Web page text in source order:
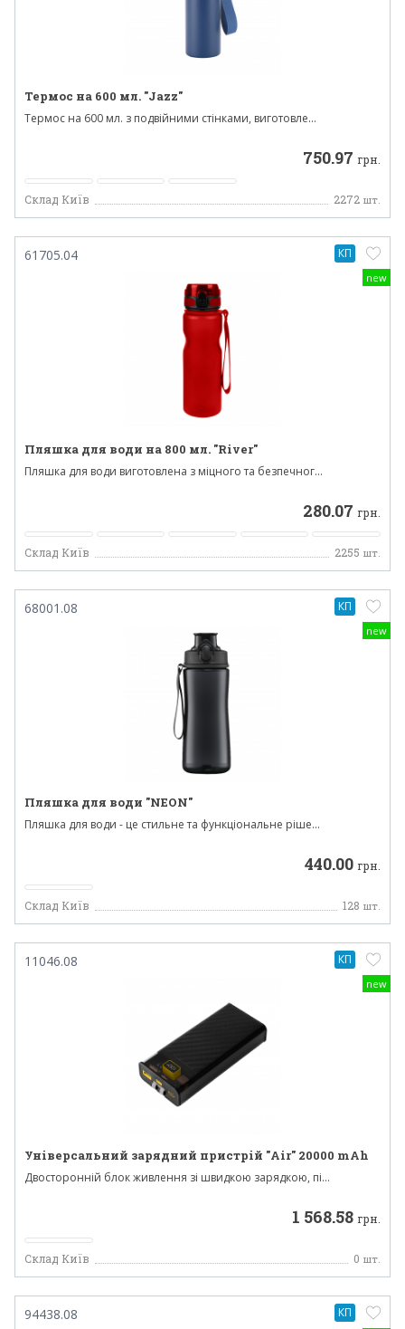
Термос на 600 мл. "Jazz"
Термос на 600 мл. з подвійними стінками, виготовле...
750.97 грн.
Склад Київ 2272 шт.
new
61705.04
Пляшка для води на 800 мл. "River"
Пляшка для води виготовлена з міцного та безпечног...
280.07 грн.
Склад Київ 2255 шт.
КП
new
68001.08
Пляшка для води "NEON"
Пляшка для води - це стильне та функціональне ріше...
440.00 грн.
Склад Київ 128 шт.
КП
new
11046.08
Універсальний зарядний пристрій "Air" 20000 mAh
Двосторонній блок живлення зі швидкою зарядкою, пі...
1 568.58 грн.
Склад Київ 0 шт.
КП
94438.08 КП